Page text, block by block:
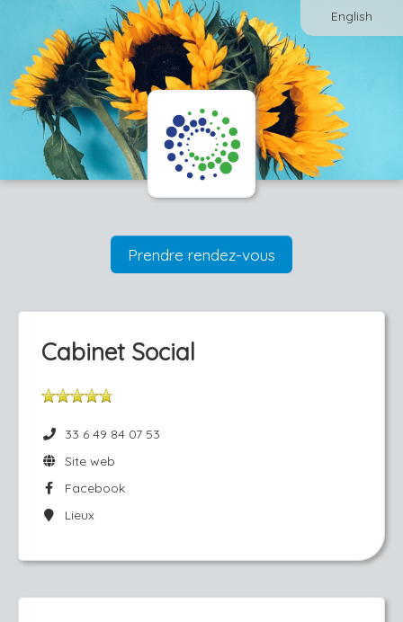
English
Prendre rendez-vous
Cabinet Social
33 6 49 84 07 53
Site web
Facebook
Lieux